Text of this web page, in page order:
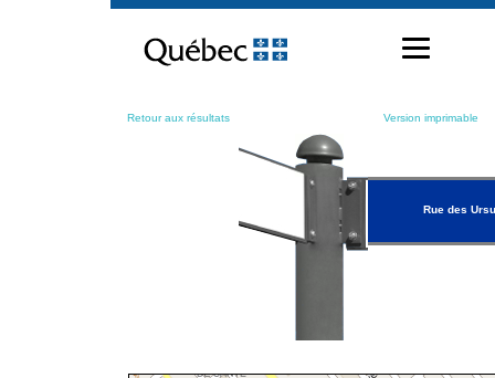
contenu
Retour aux résultats Version imprimable
Rue des